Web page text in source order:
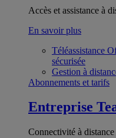
Accès et assistance à
En savoir plus
Téléassistance
sécurisée
Gestion à
Abonnements et tarifs
Entreprise
Connectivité à